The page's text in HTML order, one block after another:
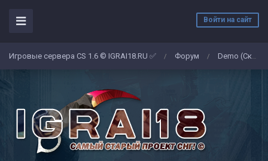
Войти на сайт
Игровые сервера CS 1.6 © IGRAI18.RU ✅ / Форум / Demo (Скриншоты)